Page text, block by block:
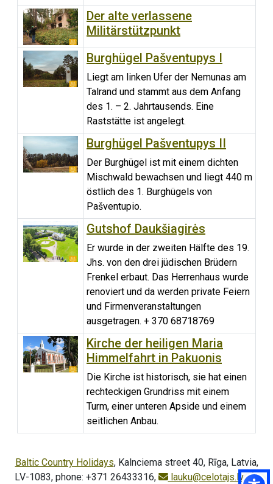
Der alte verlassene
Militärstützpunkt
Burghügel Pašventupys I
Liegt am linken Ufer der Nemunas am
Talrand und stammt aus dem Anfang
des 1. – 2. Jahrtausends. Eine
Raststätte ist angelegt.
Burghügel Pašventupys II
Der Burghügel ist mit einem dichten
Mischwald bewachsen und liegt 440 m
östlich des 1. Burghügels von
Pašventupio.
Gutshof Daukšiagirės
Er wurde in der zweiten Hälfte des 19.
Jhs. von den drei jüdischen Brüdern
Frenkel erbaut. Das Herrenhaus wurde
renoviert und da werden private Feiern
und Firmenveranstaltungen
ausgetragen. + 370 68718769
Kirche der heiligen Maria
Himmelfahrt in Pakuonis
Die Kirche ist historisch, sie hat einen
rechteckigen Grundriss mit einem
Turm, einer unteren Apside und einem
seitlichen Anbau.
Baltic Country Holidays, Kalnciema street 40, Rīga, Latvia,
LV-1083, phone: +371 26433316,
lauku@celotajs.lv,